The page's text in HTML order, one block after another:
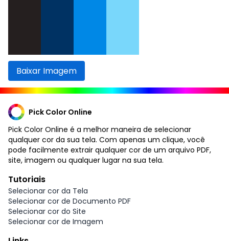
Baixar Imagem
Pick Color Online
Pick Color Online é a melhor maneira de selecionar
qualquer cor da sua tela. Com apenas um clique, você
pode facilmente extrair qualquer cor de um arquivo PDF,
site, imagem ou qualquer lugar na sua tela.
Tutoriais
Selecionar cor da Tela
Selecionar cor de Documento PDF
Selecionar cor do Site
Selecionar cor de Imagem